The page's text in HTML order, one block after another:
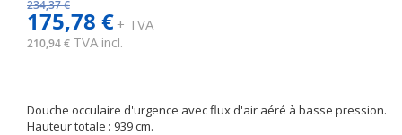
234,37 €
175,78 €+ TVA
210,94 € TVA incl.
Douche occulaire d'urgence avec flux d'air aéré à basse pression.
Hauteur totale : 939 cm.